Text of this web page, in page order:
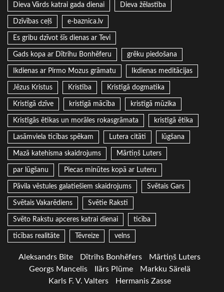
Dieva Vārds katrai gada dienai Dieva žēlastība
Dzīvības ceļš e-baznica.lv
Es gribu dzīvot šīs dienas ar Tevi
Gads kopa ar Dītrihu Bonhēferu grēku piedošana
Ikdienas ar Pirmo Mozus grāmatu Ikdienas meditācijas
Jēzus Kristus Kristība Kristīgā dogmatika
Kristīgā dzīve kristīgā mācība kristīgā mūzika
Kristīgās ētikas un morāles rokasgrāmata kristīgā ētika
Lasāmviela ticības spēkam Lutera citāti lūgšana
Mazā katehisma skaidrojums Mārtiņš Luters
par lūgšanu Piecas minūtes kopā ar Luteru
Pāvila vēstules galatiešiem skaidrojums Svētais Gars
Svētais Vakarēdiens Svētie Raksti
Svēto Rakstu apceres katrai dienai ticība
ticības realitāte Tēvreize velns
Aleksandrs Bite Dītrihs Bonhēfers
Mārtiņš Luters
Georgs Mancelis
Ilārs Plūme
Markku Särelä
Karls F. V. Valters
Hermanis Zasse